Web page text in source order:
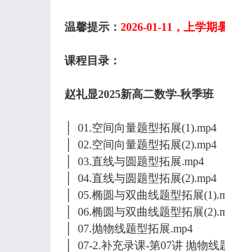
温馨提示： 2026-01-11，上学期
课程目录：
赵礼显2025新高二数学-秋季班
│ 01.空间向量题型拓展(1).mp4
│ 02.空间向量题型拓展(2).mp4
│ 03.直线与圆题型拓展.mp4
│ 04.直线与圆题型拓展(2).mp4
│ 05.椭圆与双曲线题型拓展
│ 06.椭圆与双曲线题型拓展
│ 07.抛物线题型拓展.mp4
│ 07-2.补充录课-第07讲 抛物线